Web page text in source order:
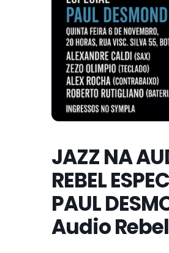
JAZZ NA
REBEL
PAUL
Audio Rebel